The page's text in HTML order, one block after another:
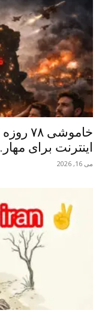
اینترنت برای
می 16, 2026